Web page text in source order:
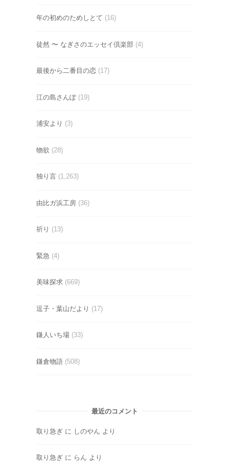
年の初めのためしとて (16)
徒然 〜 なぎさのエッセイ倶楽部 (4)
最後から二番目の恋 (17)
江の島さんぽ(19)
浦安より (3)
物欲 (28)
独り言 (1,263)
由比ガ浜工房 (36)
祈り (13)
緊急 (4)
美味探求 (669)
逗子・葉山だより (17)
鎌人いち場 (33)
鎌倉物語 (508)
最近のコメント
取り急ぎ に しのやん より
取り急ぎ に らん より